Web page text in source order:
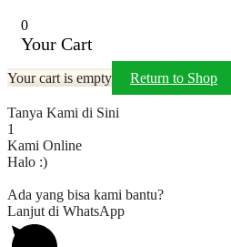
0
Your Cart
Your cart is empty Return to Shop
Tanya Kami di Sini
1
Kami Online
Halo :)
Ada yang bisa kami bantu?
Lanjut di WhatsApp